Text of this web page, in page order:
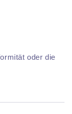
oder die